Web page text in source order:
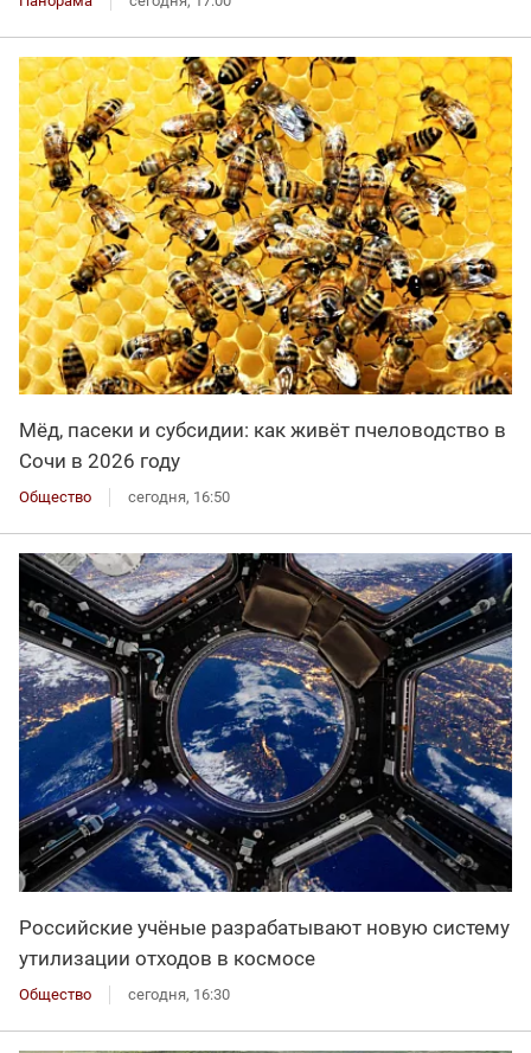
Мёд, пасеки и субсидии: как живёт пчеловодство в
Сочи в 2026 году
Общество сегодня, 16:50
Российские учёные разрабатывают новую систему
утилизации отходов в космосе
Общество сегодня, 16:30